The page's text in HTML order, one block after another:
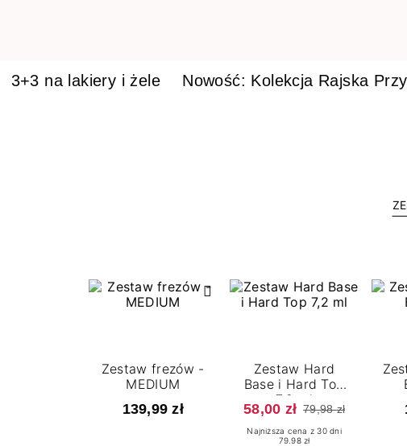
3+3 na lakiery i żele Nowość: Kolekcja Rajska
Zestaw frezów -
MEDIUM
139,99 zł
Zestaw Hard
Base i Hard Top
7,2 ml
58,00 zł 79,98 zł
Najniższa cena z 30 dni
79.98 zł